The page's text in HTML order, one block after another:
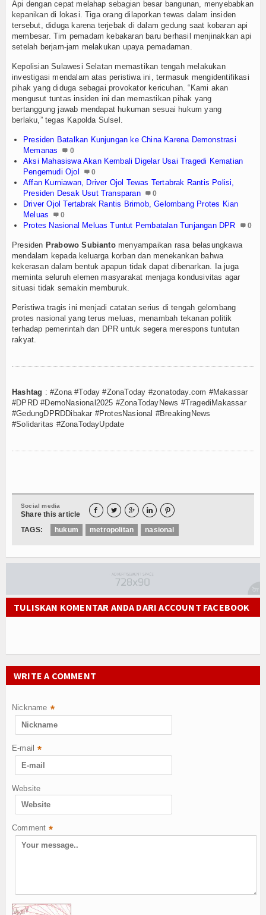
Agenda
Forum
Makedonia Utara
Nyawa
dan Maknanya
Rp20 Miliar
Debu Meningkat
Api dengan cepat melahap sebagian besar bangunan, menyebabkan
kepanikan di lokasi. Tiga orang dilaporkan tewas dalam insiden
tersebut, diduga karena terjebak di dalam gedung saat kobaran api
membesar. Tim pemadam kebakaran baru berhasil menjinakkan api
setelah berjam-jam melakukan upaya pemadaman.
Kepolisian Sulawesi Selatan memastikan tengah melakukan
investigasi mendalam atas peristiwa ini, termasuk mengidentifikasi
pihak yang diduga sebagai provokator kericuhan. “Kami akan
mengusut tuntas insiden ini dan memastikan pihak yang
bertanggung jawab mendapat hukuman sesuai hukum yang
berlaku,” tegas Kapolda Sulsel.
Presiden Batalkan Kunjungan ke China Karena Demonstrasi
Memanas
0
Aksi Mahasiswa Akan Kembali Digelar Usai Tragedi Kematian
Pengemudi Ojol
0
Affan Kurniawan, Driver Ojol Tewas Tertabrak Rantis Polisi,
Presiden Desak Usut Transparan
0
Driver Ojol Tertabrak Rantis Brimob, Gelombang Protes Kian
Meluas
0
Protes Nasional Meluas Tuntut Pembatalan Tunjangan DPR 0
Presiden Prabowo Subiantomenyampaikan rasa belasungkawa
mendalam kepada keluarga korban dan menekankan bahwa
kekerasan dalam bentuk apapun tidak dapat dibenarkan. Ia juga
meminta seluruh elemen masyarakat menjaga kondusivitas agar
situasi tidak semakin memburuk.
Peristiwa tragis ini menjadi catatan serius di tengah gelombang
protes nasional yang terus meluas, menambah tekanan politik
terhadap pemerintah dan DPR untuk segera merespons tuntutan
rakyat.
Hashtag : #Zona #Today #ZonaToday #zonatoday.com #Makassar
#DPRD #DemoNasional2025 #ZonaTodayNews #TragediMakassar
#GedungDPRDDibakar #ProtesNasional #BreakingNews
#Solidaritas #ZonaTodayUpdate
Social media
Share this article     
TAGS: hukum metropolitan nasional
TULISKAN KOMENTAR ANDA DARI ACCOUNT FACEBOOK
WRITE A COMMENT
Nickname *
E-mail *
Website
Comment *